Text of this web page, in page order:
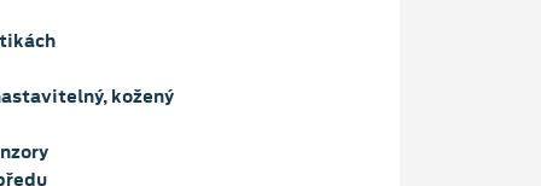
kožený